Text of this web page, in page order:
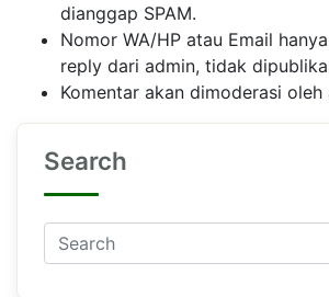
dianggap SPAM.
Nomor WA/HP atau Email
reply dari admin, tidak
Komentar akan dimoderasi oleh
Search